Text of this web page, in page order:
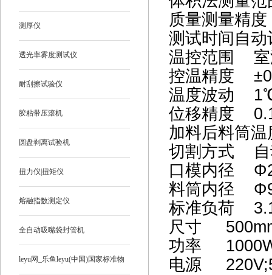
测厚仪
透光率雾度测试仪
耐刮擦试验仪
胶粘带压滚机
圆盘剥离试验机
扭力仪|扭矩仪
熔融指数测定仪
全自动吸嘴袋封管机
leyu网_乐鱼leyu(中国)国家标准物
质量测量
测试时间自
温控范围
控温精度
温度波动
位移精度
加料后料筒
切割方式 自
口模内径
料筒内径
标准负荷
尺寸
功率
电源